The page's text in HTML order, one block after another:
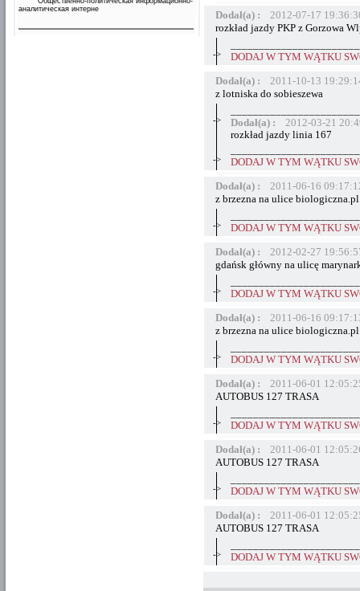
аналитическая интерне
Dodał(a) :
2012-07-17
rozkład jazdy PKP z Gorzowa
->
DODAJ W TYM WĄTKU
Dodał(a) :
2011-10-13
z lotniska do sobieszewa
->
Dodał(a) :
2012-03-21
rozkład jazdy linia 167
->
DODAJ W TYM WĄTKU
Dodał(a) :
2011-06-16
z brzezna na ulice biologiczna.pl
->
DODAJ W TYM WĄTKU
Dodał(a) :
2012-02-27
gdańsk główny na ulicę
->
DODAJ W TYM WĄTKU
Dodał(a) :
2011-06-16
z brzezna na ulice biologiczna.pl
->
DODAJ W TYM WĄTKU
Dodał(a) :
2011-06-01
AUTOBUS 127 TRASA
->
DODAJ W TYM WĄTKU
Dodał(a) :
2011-06-01
AUTOBUS 127 TRASA
->
DODAJ W TYM WĄTKU
Dodał(a) :
2011-06-01
AUTOBUS 127 TRASA
->
DODAJ W TYM WĄTKU